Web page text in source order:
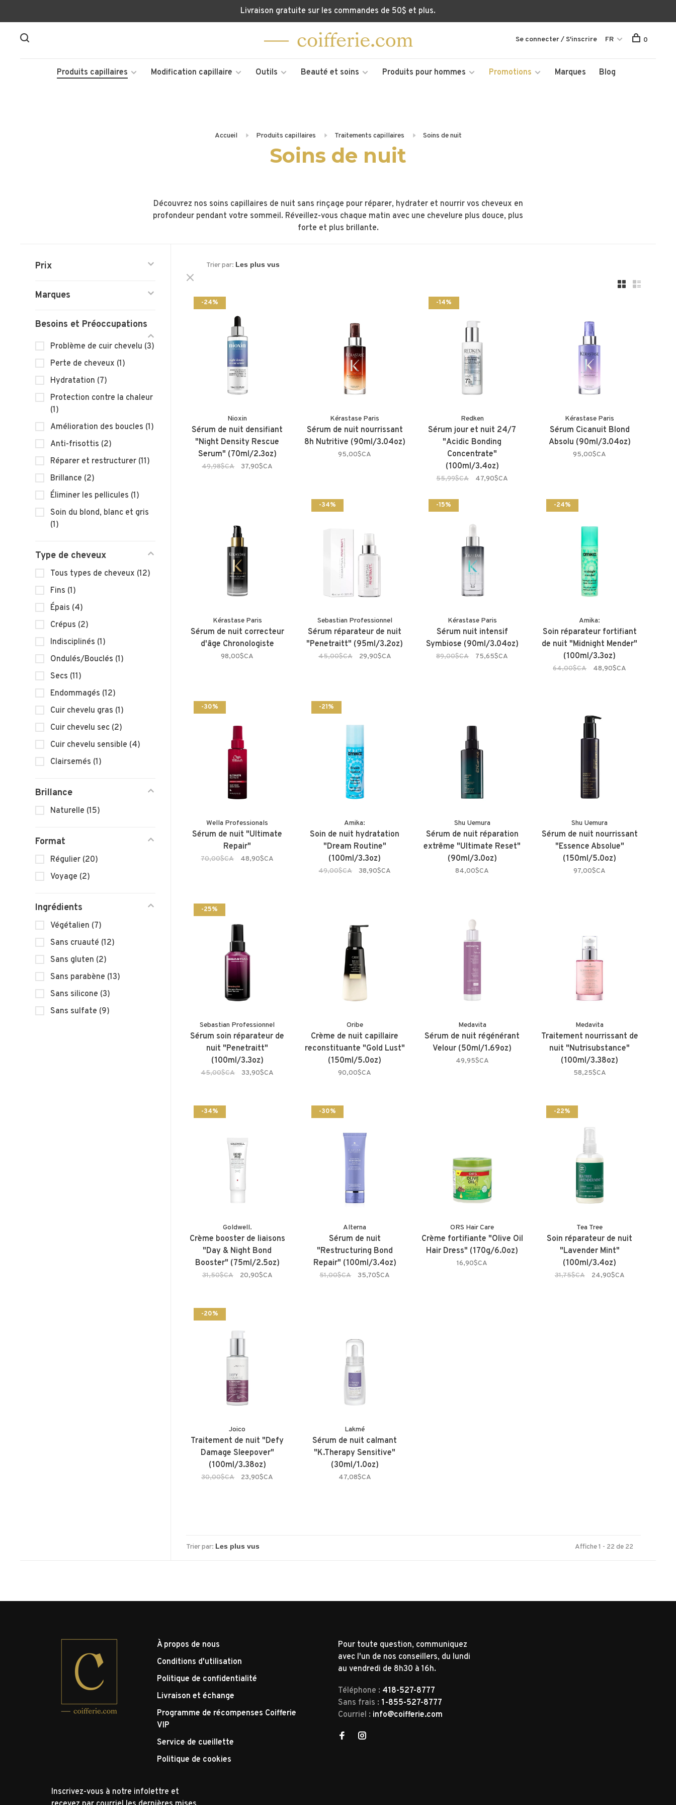
Livraison gratuite sur les commandes de 50$ et plus.
Produits capillaires Modification capillaire Outils Beauté et soins Produits pour hommes Promotions Marques Blog
Se connecter / S'inscrire FR 0
Accueil Produits capillaires Traitements capillaires Soins de nuit
Soins de nuit
Découvrez nos soins capillaires de nuit sans rinçage pour réparer, hydrater et nourrir vos cheveux en
profondeur pendant votre sommeil. Réveillez-vous chaque matin avec une chevelure plus douce, plus
forte et plus brillante.
Prix
Marques
Besoins et Préoccupations
Problème de cuir chevelu (3)
Perte de cheveux (1)
Hydratation (7)
Protection contre la chaleur
(1)
Amélioration des boucles (1)
Anti-frisottis (2)
Réparer et restructurer (11)
Brillance (2)
Éliminer les pellicules (1)
Soin du blond, blanc et gris
(1)
Type de cheveux
Tous types de cheveux (12)
Fins (1)
Épais (4)
Crépus (2)
Indisciplinés (1)
Ondulés/Bouclés (1)
Secs (11)
Endommagés (12)
Cuir chevelu gras (1)
Cuir chevelu sec (2)
Cuir chevelu sensible (4)
Clairsemés (1)
Brillance
Naturelle (15)
Format
Régulier (20)
Voyage (2)
Ingrédients
Végétalien (7)
Sans cruauté (12)
Sans gluten (2)
Sans parabène (13)
Sans silicone (3)
Sans sulfate (9)
Trier par:
-24%
Nioxin
Sérum de nuit densifiant
"Night Density Rescue
Serum" (70ml/2.3oz)
49,98$CA 37,90$CA
Kérastase Paris
Sérum de nuit nourrissant
8h Nutritive (90ml/3.04oz)
95,00$CA
-14%
Redken
Sérum jour et nuit 24/7
"Acidic Bonding
Concentrate"
(100ml/3.4oz)
55,99$CA 47,90$CA
Kérastase Paris
Sérum Cicanuit Blond
Absolu (90ml/3.04oz)
95,00$CA
Kérastase Paris
Sérum de nuit correcteur
d'âge Chronologiste
98,00$CA
-34%
Sebastian Professionnel
Sérum réparateur de nuit
"Penetraitt" (95ml/3.2oz)
45,00$CA 29,90$CA
-15%
Kérastase Paris
Sérum nuit intensif
Symbiose (90ml/3.04oz)
89,00$CA 75,65$CA
-24%
Amika:
Soin réparateur fortifiant
de nuit "Midnight Mender"
(100ml/3.3oz)
64,00$CA 48,90$CA
-30%
Wella Professionals
Sérum de nuit "Ultimate
Repair"
70,00$CA 48,90$CA
-21%
Amika:
Soin de nuit hydratation
"Dream Routine"
(100ml/3.3oz)
49,00$CA 38,90$CA
Shu Uemura
Sérum de nuit réparation
extrême "Ultimate Reset"
(90ml/3.0oz)
84,00$CA
Shu Uemura
Sérum de nuit nourrissant
"Essence Absolue"
(150ml/5.0oz)
97,00$CA
-25%
Sebastian Professionnel
Sérum soin réparateur de
nuit "Penetraitt"
(100ml/3.3oz)
45,00$CA 33,90$CA
Oribe
Crème de nuit capillaire
reconstituante "Gold Lust"
(150ml/5.0oz)
90,00$CA
Medavita
Sérum de nuit régénérant
Velour (50ml/1.69oz)
49,95$CA
Medavita
Traitement nourrissant de
nuit "Nutrisubstance"
(100ml/3.38oz)
58,25$CA
-34%
Goldwell.
Crème booster de liaisons
"Day & Night Bond
Booster" (75ml/2.5oz)
31,50$CA 20,90$CA
-30%
Alterna
Sérum de nuit
"Restructuring Bond
Repair" (100ml/3.4oz)
51,00$CA 35,70$CA
ORS Hair Care
Crème fortifiante "Olive Oil
Hair Dress" (170g/6.0oz)
16,90$CA
-22%
Tea Tree
Soin réparateur de nuit
"Lavender Mint"
(100ml/3.4oz)
31,75$CA 24,90$CA
-20%
Joico
Traitement de nuit "Defy
Damage Sleepover"
(100ml/3.38oz)
30,00$CA 23,90$CA
Lakmé
Sérum de nuit calmant
"K.Therapy Sensitive"
(30ml/1.0oz)
47,08$CA
Trier par: Affiche 1 - 22 de 22
À propos de nous
Conditions d'utilisation
Politique de confidentialité
Livraison et échange
Programme de récompenses Coifferie
VIP
Service de cueillette
Politique de cookies
Inscrivez-vous à notre infolettre et
Pour toute question, communiquez
avec l'un de nos conseillers, du lundi
au vendredi de 8h30 à 16h.
Téléphone : 418-527-8777
Sans frais : 1-855-527-8777
Courriel : info@coifferie.com